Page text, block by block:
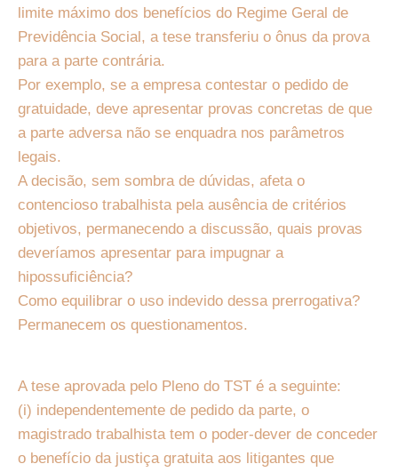
limite máximo dos benefícios do Regime Geral de
Previdência Social, a tese transferiu o ônus da prova
para a parte contrária.
Por exemplo, se a empresa contestar o pedido de
gratuidade, deve apresentar provas concretas de que
a parte adversa não se enquadra nos parâmetros
legais.
A decisão, sem sombra de dúvidas, afeta o
contencioso trabalhista pela ausência de critérios
objetivos, permanecendo a discussão, quais provas
deveríamos apresentar para impugnar a
hipossuficiência?
Como equilibrar o uso indevido dessa prerrogativa?
Permanecem os questionamentos.
A tese aprovada pelo Pleno do TST é a seguinte:
(i) independentemente de pedido da parte, o
magistrado trabalhista tem o poder-dever de conceder
o benefício da justiça gratuita aos litigantes que